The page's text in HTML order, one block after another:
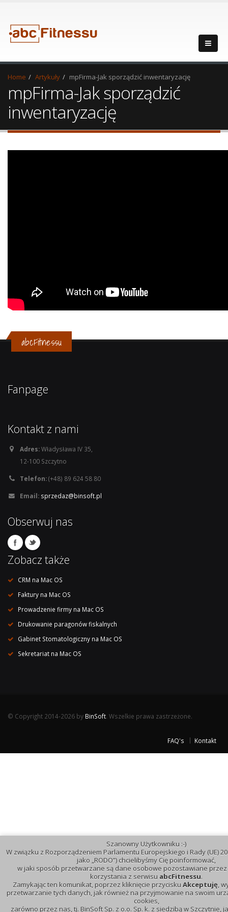
Home Artykuły mpFirma-Jak sporządzić inwentaryzację
mpFirma-Jak sporządzić
inwentaryzację
abcFitnessu
Fanpage
Kontakt z nami
Adres:Władysława IV 35,
12-100 Szczytno
Telefon:(+48) 89 624 58 80
Email: sprzedaz@binsoft.pl
Obserwuj nas
Zobacz także
CRM na Mac OS
Faktury na Mac OS
Prowadzenie firmy na Mac OS
Drukowanie paragonów fiskalnych
Gabinet Stomatologiczny na Mac OS
Sekretariat na Mac OS
© Copyright 2014-2026 by BinSoft. Wszelkie prawa zastrzeżone.
FAQ's Kontakt
Szanowny Użytkowniku :-)
W związku z Rozporządzeniem Parlamentu Europejskiego i Rady (UE)
jako „RODO”) chcielibyśmy Cię poinformować,
w jaki sposób przetwarzane są dane osobowe pozostawiane przez
korzystania z serwisu abcFitnessu.
Zamykając ten komunikat, poprzez kliknięcie przycisku Akceptuję,
przetwarzanie tych danych, jak również na przyjmowanie na swoim
cookies,
zarówno przez nas, tj. BinSoft Sp. z o.o. Sp. k. z siedzibą w Szczytnie,